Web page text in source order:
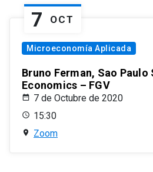
7 OCT
Microeconomía Aplicada
Bruno Ferman, Sao
Economics – FGV
7 de Octubre de 2020
15:30
Zoom